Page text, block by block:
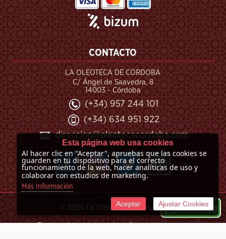
CONTACTO
LA OLEOTECA DE CÓRDOBA
C/ Ángel de Saavedra, 8
14003 - Córdoba
(+34) 957 244 101
(+34) 634 951 922
direccion@oleotecacordoba.com
© 2026 La Oleoteca de Córdoba
Esta página web usa cookies
Al hacer clic en "Aceptar", apruebas que las cookies se
guarden en tu dispositivo para el correcto
funcionamiento de la web, hacer analíticas de uso y
colaborar con estudios de marketing.
Más Información
Aceptar Ajustar Cookies